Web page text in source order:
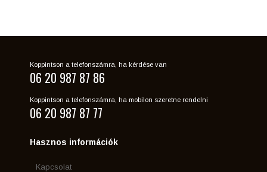
Koppintson a telefonszámra, ha kérdése van
06 20 987 87 86
Koppintson a telefonszámra, ha mobilon szeretne rendelni
06 20 987 87 77
Hasznos információk
Kapcsolat